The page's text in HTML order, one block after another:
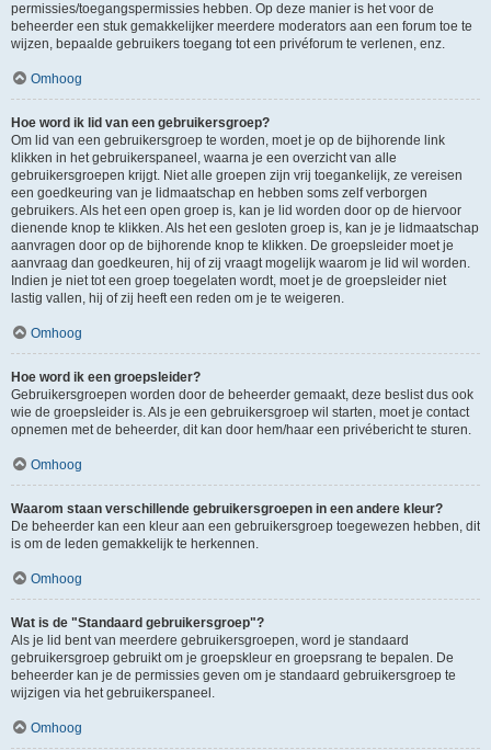
permissies/toegangspermissies hebben. Op deze manier is het voor de
beheerder een stuk gemakkelijker meerdere moderators aan een forum toe te
wijzen, bepaalde gebruikers toegang tot een privéforum te verlenen, enz.
Omhoog
Hoe word ik lid van een gebruikersgroep?
Om lid van een gebruikersgroep te worden, moet je op de bijhorende link
klikken in het gebruikerspaneel, waarna je een overzicht van alle
gebruikersgroepen krijgt. Niet alle groepen zijn vrij toegankelijk, ze vereisen
een goedkeuring van je lidmaatschap en hebben soms zelf verborgen
gebruikers. Als het een open groep is, kan je lid worden door op de hiervoor
dienende knop te klikken. Als het een gesloten groep is, kan je je lidmaatschap
aanvragen door op de bijhorende knop te klikken. De groepsleider moet je
aanvraag dan goedkeuren, hij of zij vraagt mogelijk waarom je lid wil worden.
Indien je niet tot een groep toegelaten wordt, moet je de groepsleider niet
lastig vallen, hij of zij heeft een reden om je te weigeren.
Omhoog
Hoe word ik een groepsleider?
Gebruikersgroepen worden door de beheerder gemaakt, deze beslist dus ook
wie de groepsleider is. Als je een gebruikersgroep wil starten, moet je contact
opnemen met de beheerder, dit kan door hem/haar een privébericht te sturen.
Omhoog
Waarom staan verschillende gebruikersgroepen in een andere kleur?
De beheerder kan een kleur aan een gebruikersgroep toegewezen hebben, dit
is om de leden gemakkelijk te herkennen.
Omhoog
Wat is de "Standaard gebruikersgroep"?
Als je lid bent van meerdere gebruikersgroepen, word je standaard
gebruikersgroep gebruikt om je groepskleur en groepsrang te bepalen. De
beheerder kan je de permissies geven om je standaard gebruikersgroep te
wijzigen via het gebruikerspaneel.
Omhoog